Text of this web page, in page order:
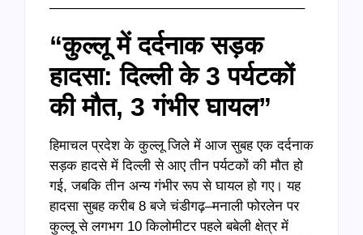
——————————————————–
“कुल्लू में दर्दनाक सड़क
हादसा: दिल्ली के 3 पर्यटकों
की मौत, 3 गंभीर घायल”
हिमाचल प्रदेश के कुल्लू जिले में आज सुबह एक दर्दनाक
सड़क हादसे में दिल्ली से आए तीन पर्यटकों की मौत हो
गई, जबकि तीन अन्य गंभीर रूप से घायल हो गए। यह
हादसा सुबह करीब 8 बजे चंडीगढ़–मनाली फोरलेन पर
कुल्लू से लगभग 10 किलोमीटर पहले बबेली क्षेत्र में